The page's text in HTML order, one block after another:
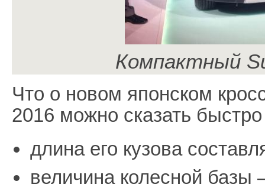
Компактный
Что о новом японском
2016 можно сказать
длина его кузова
величина колесной базы